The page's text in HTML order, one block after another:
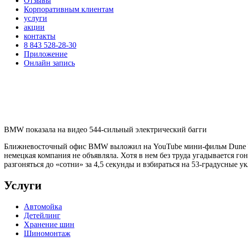
Корпоративным клиентам
услуги
акции
контакты
8 843 528-28-30
Приложение
Онлайн запись
BMW показала на видео 544-сильный электрический багги
Ближневосточный офис BMW выложил на YouTube мини-фильм Dune
немецкая компания не объявляла. Хотя в нем без труда угадывается
разгоняться до «сотни» за 4,5 секунды и взбираться на 53-градусные
Услуги
Автомойка
Детейлинг
Хранение шин
Шиномонтаж